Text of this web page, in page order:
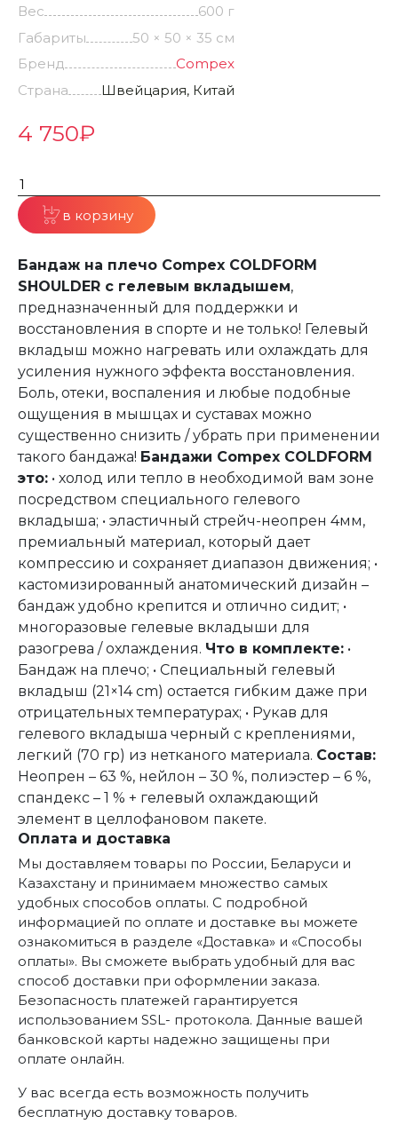
Вес
600 г
Габариты
50 × 50 × 35 см
Бренд
Compex
Страна
Швейцария, Китай
4 750₽
в корзину
Бандаж на плечо Compex COLDFORM
SHOULDER с гелевым вкладышем,
предназначенный для поддержки и
восстановления в спорте и не только! Гелевый
вкладыш можно нагревать или охлаждать для
усиления нужного эффекта восстановления.
Боль, отеки, воспаления и любые подобные
ощущения в мышцах и суставах можно
существенно снизить / убрать при применении
такого бандажа! Бандажи Compex COLDFORM
это: • холод или тепло в необходимой вам зоне
посредством специального гелевого
вкладыша; • эластичный стрейч-неопрен 4мм,
премиальный материал, который дает
компрессию и сохраняет диапазон движения; •
кастомизированный анатомический дизайн –
бандаж удобно крепится и отлично сидит; •
многоразовые гелевые вкладыши для
разогрева / охлаждения. Что в комплекте: •
Бандаж на плечо; • Специальный гелевый
вкладыш (21×14 cm) остается гибким даже при
отрицательных температурах; • Рукав для
гелевого вкладыша черный с креплениями,
легкий (70 гр) из нетканого материала. Состав:
Неопрен – 63 %, нейлон – 30 %, полиэстер – 6 %,
спандекс – 1 % + гелевый охлаждающий
элемент в целлофановом пакете.
Оплата и доставка
Мы доставляем товары по России, Беларуси и
Казахстану и принимаем множество самых
удобных способов оплаты. С подробной
информацией по оплате и доставке вы можете
ознакомиться в разделе «Доставка» и «Способы
оплаты». Вы сможете выбрать удобный для вас
способ доставки при оформлении заказа.
Безопасность платежей гарантируется
использованием SSL- протокола. Данные вашей
банковской карты надежно защищены при
оплате онлайн.
У вас всегда есть возможность получить
бесплатную доставку товаров.